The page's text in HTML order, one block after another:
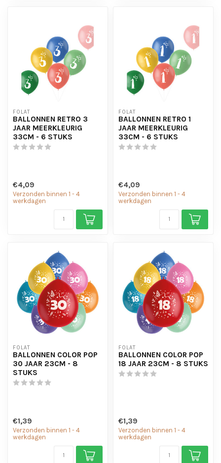
FOLAT
BALLONNEN RETRO 3
JAAR MEERKLEURIG
33CM - 6 STUKS
€4,09
Verzonden binnen 1 - 4
werkdagen
FOLAT
BALLONNEN RETRO 1
JAAR MEERKLEURIG
33CM - 6 STUKS
€4,09
Verzonden binnen 1 - 4
werkdagen
FOLAT
BALLONNEN COLOR POP
30 JAAR 23CM - 8
STUKS
€1,39
Verzonden binnen 1 - 4
werkdagen
FOLAT
BALLONNEN COLOR POP
18 JAAR 23CM - 8 STUKS
€1,39
Verzonden binnen 1 - 4
werkdagen